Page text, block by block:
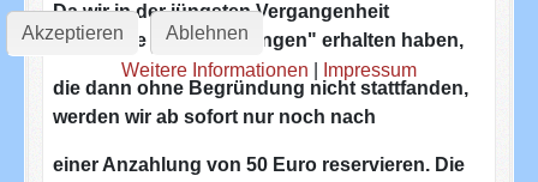
Da wir in der jüngsten Vergangenheit
zahlreiche "Reservierungen" erhalten haben,
die dann ohne Begründung nicht stattfanden,
werden wir ab sofort nur noch nach
einer Anzahlung von 50 Euro reservieren. Die
Akzeptieren
Ablehnen
Weitere Informationen
Impressum